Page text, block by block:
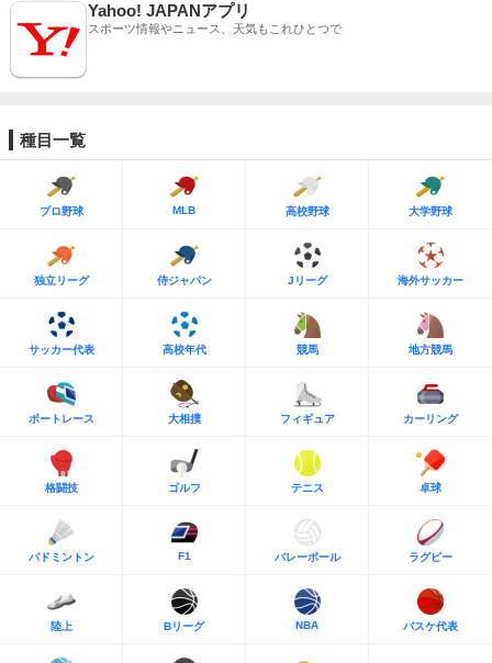
Yahoo! JAPANアプリ
スポーツ情報やニュース、天気もこれひとつで
種目一覧
プロ野球 MLB 高校野球 大学野球
独立リーグ 侍ジャパン Jリーグ 海外サッカー
サッカー代表 高校年代 競馬 地方競馬
ボートレース 大相撲 フィギュア カーリング
格闘技 ゴルフ テニス 卓球
バドミントン F1 バレーボール ラグビー
陸上 Bリーグ NBA バスケ代表